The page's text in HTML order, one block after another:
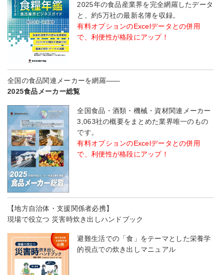
2025年の食品産業界を完全網羅したデータ
と、約5万社の最新名簿を収録。
有料オプションのExcelデータとの併用
で、利便性が格段にアップ！
全国の食品関連メーカーを網羅――
2025食品メーカー総覧
全国食品・酒類・機械・資材関連メーカー
3,063社の概要をまとめた業界唯一のもの
です。
有料オプションのExcelデータとの併用
で、利便性が格段にアップ！
【地方自治体・支援関係者必携】
現場で役立つ 災害時炊き出しハンドブック
避難生活での「食」をテーマとした栄養学
的視点での炊き出しマニュアル